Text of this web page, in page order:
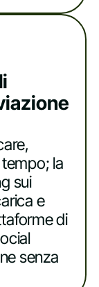
la
sui
e
di
senza